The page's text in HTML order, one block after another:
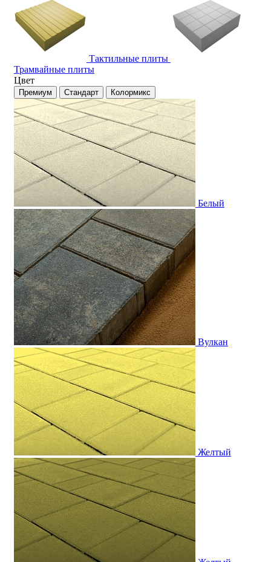
Тактильные плиты
Трамвайные плиты
Цвет
Премиум Стандарт Колормикс
Белый
Вулкан
Желтый